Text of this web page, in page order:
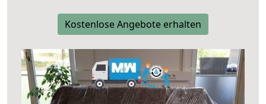
Kostenlose Angebote erhalten